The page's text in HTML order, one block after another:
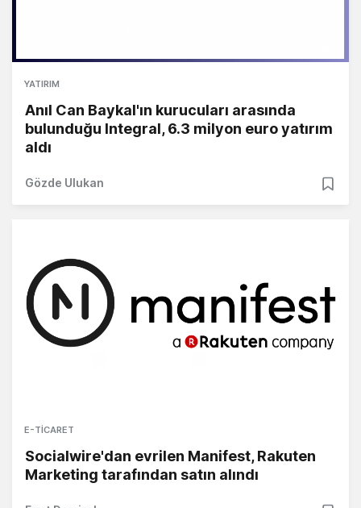
YATIRIM
Anıl Can Baykal'ın kurucuları arasında
bulunduğu Integral, 6.3 milyon euro yatırım
aldı
Gözde Ulukan
E-TICARET
Socialwire'dan evrilen Manifest, Rakuten
Marketing tarafından satın alındı